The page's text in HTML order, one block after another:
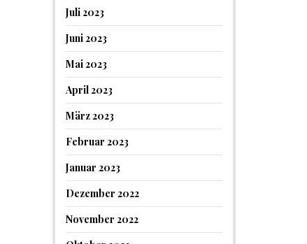
Juli 2023
Juni 2023
Mai 2023
April 2023
März 2023
Februar 2023
Januar 2023
Dezember 2022
November 2022